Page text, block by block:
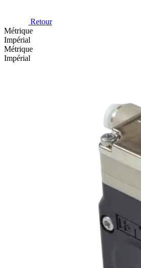
Retour
Métrique
Impérial
Métrique
Impérial